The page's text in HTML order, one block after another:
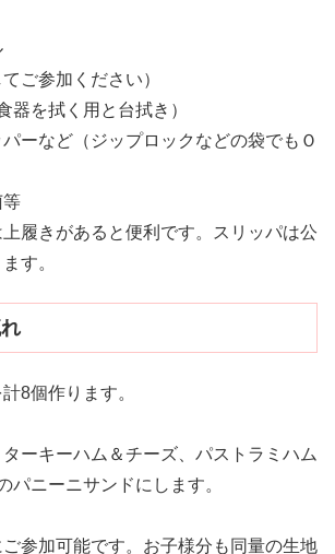
てご参加ください）
器を拭く用と台拭き）
パーなど（ジップロックなどの袋でもＯ
等
上履きがあると便利です。スリッパは公
す。
8個作ります。
ーキーハム＆チーズ、パストラミハム
パニーニサンドにします。
参加可能です。お子様分も同量の生地